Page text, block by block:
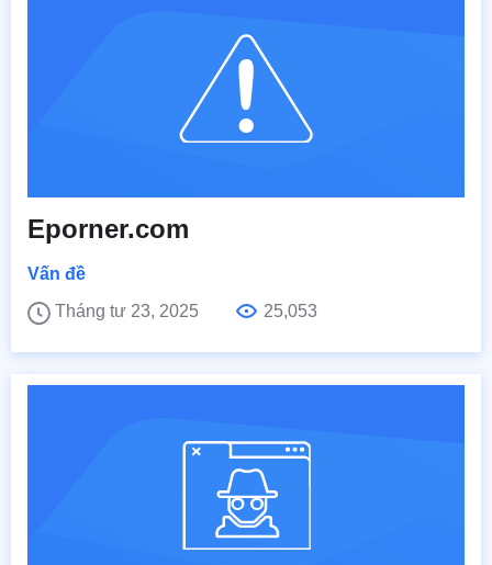
Eporner.com
Vấn đề
Tháng tư 23, 2025
25,053